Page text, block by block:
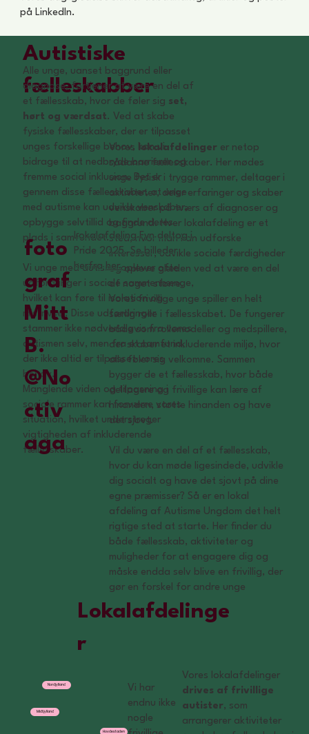
Autistiske
fælleskabber
Alle unge, uanset baggrund eller
diagnose, fortjener at være en del af
et fællesskab, hvor de føler sig set,
hørt og værdsat. Ved at skabe
fysiske fællesskaber, der er tilpasset
unges forskellige behov, kan vi
bidrage til at nedbryde barrierer og
fremme social inklusion. Det er
gennem disse fællesskaber, at unge
med autisme kan udvikle venskaber,
opbygge selvtillid og finde deres
plads i samfundet.
Vi unge med autisme oplever ofte
udfordringer i sociale sammenhænge,
hvilket kan føre til isolation og
mistrivsel. Disse udfordringer
stammer ikke nødvendigvis fra vores
autismen selv, men fra et samfund,
der ikke altid er tilpasset vores
behov.
Manglende viden og tilpasning i
sociale rammer kan forværre vores
situation, hvilket understreger
vigtigheden af inkluderende
fællesskaber.
Vores lokalafdelinger er netop
sådanne fællesskaber. Her mødes
unge fysisk i trygge rammer, deltager i
aktiviteter, deler erfaringer og skaber
venskaber på tværs af diagnoser og
baggrund. Hver lokalafdeling er et
sted, hvor man kan udforske
interesser, udvikle sociale færdigheder
og opleve glæden ved at være en del
af noget større.
Vores frivillige unge spiller en helt
særlig rolle i fællesskabet. De fungerer
både som rollemodeller og medspillere,
der skaber et inkluderende miljø, hvor
alle føler sig velkomne. Sammen
bygger de et fællesskab, hvor både
deltagere og frivillige kan lære af
hinanden, støtte hinanden og have
det sjovt.
Vil du være en del af et fællesskab,
hvor du kan møde ligesindede, udvikle
dig socialt og have det sjovt på dine
egne præmisser? Så er en lokal
afdeling af Autisme Ungdom det helt
rigtige sted at starte. Her finder du
både fællesskab, aktiviteter og
muligheder for at engagere dig og
måske endda selv blive en frivillig, der
gør en forskel for andre unge
foto
graf
Mitt
B.
@No
ctiv
aga
Lokalafdeling Fyn deltog i
Pride 2025. Se billeder
herfra her.
Lokalafdelinge
r
Nordjylland
Midtjylland
Hovdestaden
Vi har
endnu ikke
nogle
Vores lokalafdelinger
drives af frivillige
autister, som
arrangerer aktiviteter
på LinkedIn.